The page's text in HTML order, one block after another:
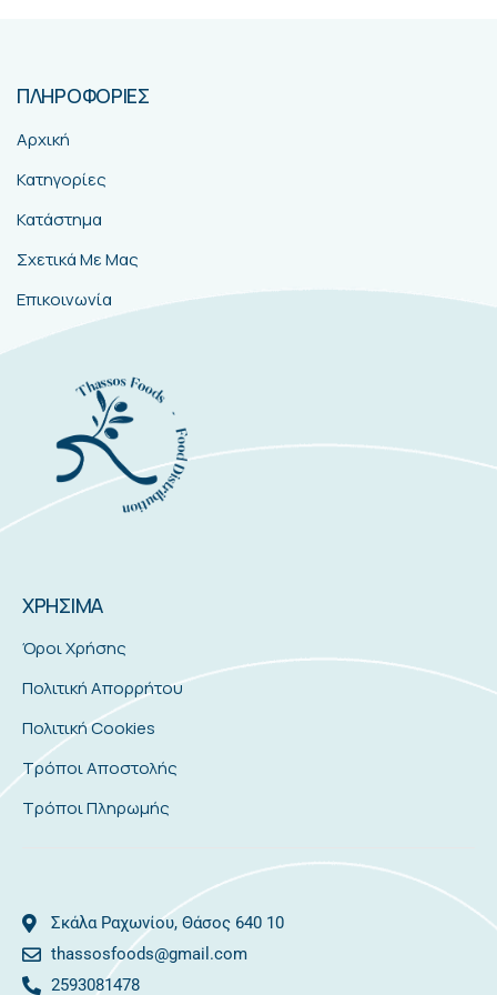
ΠΛΗΡΟΦΟΡΙΕΣ
Αρχική
Κατηγορίες
Κατάστημα
Σχετικά Με Μας
Επικοινωνία
ΧΡΗΣΙΜΑ
Όροι Χρήσης
Πολιτική Απορρήτου
Πολιτική Cookies
Τρόποι Αποστολής
Τρόποι Πληρωμής
Σκάλα Ραχωνίου, Θάσος 640 10
thassosfoods@gmail.com
2593081478